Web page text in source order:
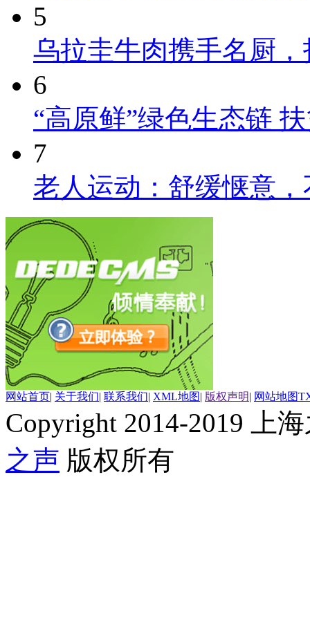
5
乌拉圭牛肉携手名厨
6
“高原鲜”绿色生态链
7
老人运动：舒缓惬意
网站首页| 关于我们| 联系我们| XML地图| 版权声明| 网站地图
Copyright 2014-2019 上
之声 版权所有